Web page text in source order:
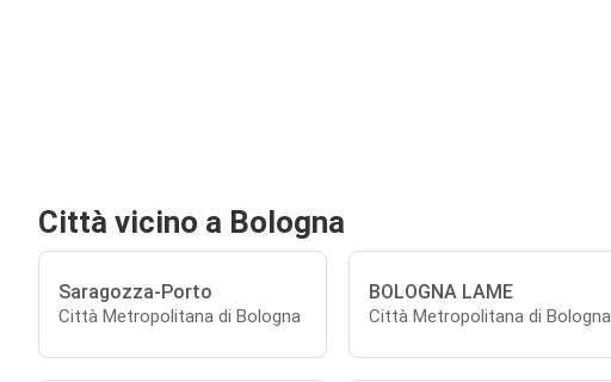
Città vicino a Bologna
Saragozza-Porto
Città Metropolitana di Bologna
BOLOGNA LAME
Città Metropolitana di Bologna